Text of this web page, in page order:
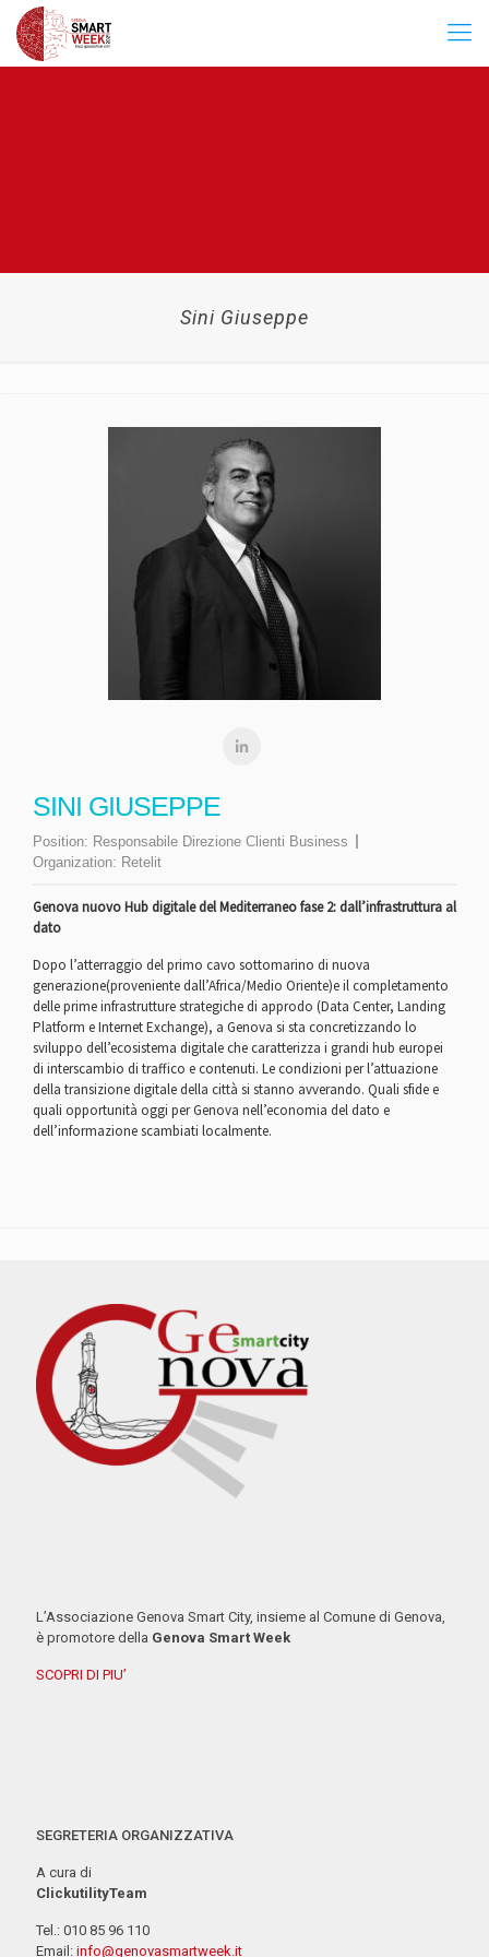
Sini Giuseppe
SINI GIUSEPPE
Position: Responsabile Direzione Clienti Business
Organization: Retelit
Genova nuovo Hub digitale del Mediterraneo fase 2: dall’infrastruttura al
dato
Dopo l’atterraggio del primo cavo sottomarino di nuova
generazione(proveniente dall’Africa/Medio Oriente)e il completamento
delle prime infrastrutture strategiche di approdo (Data Center, Landing
Platform e Internet Exchange), a Genova si sta concretizzando lo
sviluppo dell’ecosistema digitale che caratterizza i grandi hub europei
di interscambio di traffico e contenuti. Le condizioni per l’attuazione
della transizione digitale della città si stanno avverando. Quali sfide e
quali opportunità oggi per Genova nell’economia del dato e
dell’informazione scambiati localmente.
L’Associazione Genova Smart City, insieme al Comune di Genova,
è promotore della Genova Smart Week
SCOPRI DI PIU’
SEGRETERIA ORGANIZZATIVA
A cura di
ClickutilityTeam
Tel.: 010 85 96 110
Email: info@genovasmartweek.it